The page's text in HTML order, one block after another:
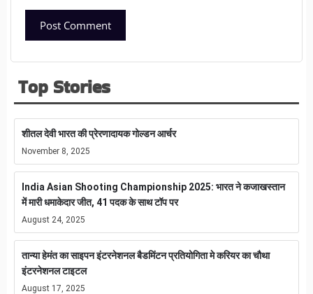
Top Stories
शीतल देवी भारत की प्रेरणादायक गोल्डन आर्चर
November 8, 2025
India Asian Shooting Championship 2025: भारत ने कजाखस्तान
में मारी धमाकेदार जीत, 41 पदक के साथ टॉप पर
August 24, 2025
तान्या हेमंत का साइपन इंटरनेशनल बैडमिंटन प्रतियोगिता मे करियर का चौथा
इंटरनेशनल टाइटल
August 17, 2025